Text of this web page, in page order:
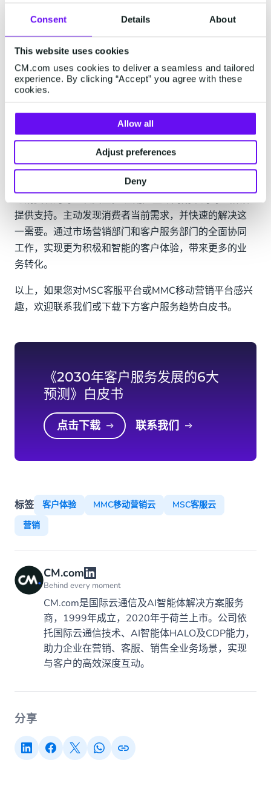
Consent Details About
This website uses cookies
CM.com uses cookies to deliver a seamless and tailored
experience. By clicking “Accept” you agree with these
cookies.
Allow all
Adjust preferences
Deny
场景举例：
或发表评论；
-为表示感谢或歉意，在客户服务电话结束后向用户发送
折扣券；
-与用户聊天过程中，邀请订阅newsletter;
-基于客服部门添加的标签，发送有针对性的营销活动；
当市场和销售协同合作时，企业获取消费者的生命周期
视角就拓宽了，不再局限于某一次交互。企业应该关注
与消费者的每一次交互， 在用户生命周期中的每个阶段
提供支持。主动发现消费者当前需求，并快速的解决这
一需要。通过市场营销部门和客户服务部门的全面协同
工作，实现更为积极和智能的客户体验，带来更多的业
务转化。
以上，如果您对MSC客服平台或MMC移动营销平台感兴
趣，欢迎联系我们或下载下方客户服务趋势白皮书。
《2030年客户服务发展的6大
预测》白皮书
点击下载 联系我们
标签 客户体验 MMC移动营销云
MSC客服云
营销
CM.com
Behind every moment
CM.com是国际云通信及AI智能体解决方案服务
商，1999年成立，2020年于荷兰上市。公司依
托国际云通信技术、AI智能体HALO及CDP能力，
助力企业在营销、客服、销售全业务场景，实现
与客户的高效深度互动。
分享